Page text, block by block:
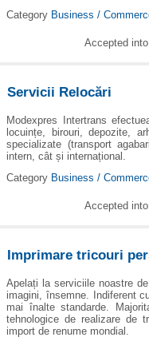
Category Business /
Accepted
Servicii Relocări
Modexpres Intertrans
locuințe, birouri, depozite,
specializate (transport
intern, cât și internațional.
Category Business /
Accepted
Imprimare tricouri
Apelați la serviciile noastre
imagini, însemne. Indiferent
mai înalte standarde.
tehnologice de realizare de
import de renume mondial.